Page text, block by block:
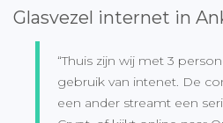
Glasvezel internet in
“Thuis zijn wij met 3
gebruik van intenet. De
een ander streamt een